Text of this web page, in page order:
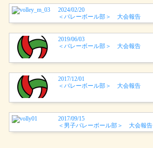
2024/02/20
＜バレーボール部＞ 大会報告
2019/06/03
＜バレーボール部＞ 大会報告
2017/12/01
＜バレーボール部＞ 大会報告
2017/09/15
＜男子バレーボール部＞ 大会報告